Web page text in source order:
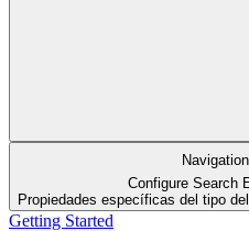
Navigation
Configure Search
Propiedades específicas del tipo
Getting Started